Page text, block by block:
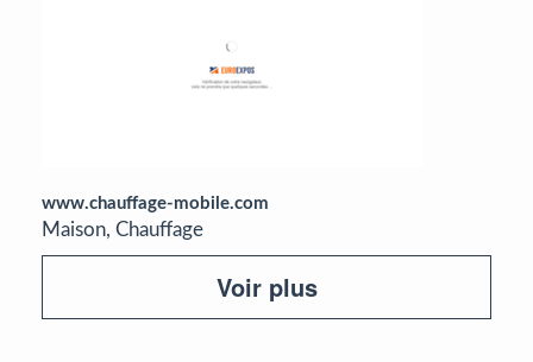
www.chauffage-mobile.com
Maison, Chauffage
Voir plus